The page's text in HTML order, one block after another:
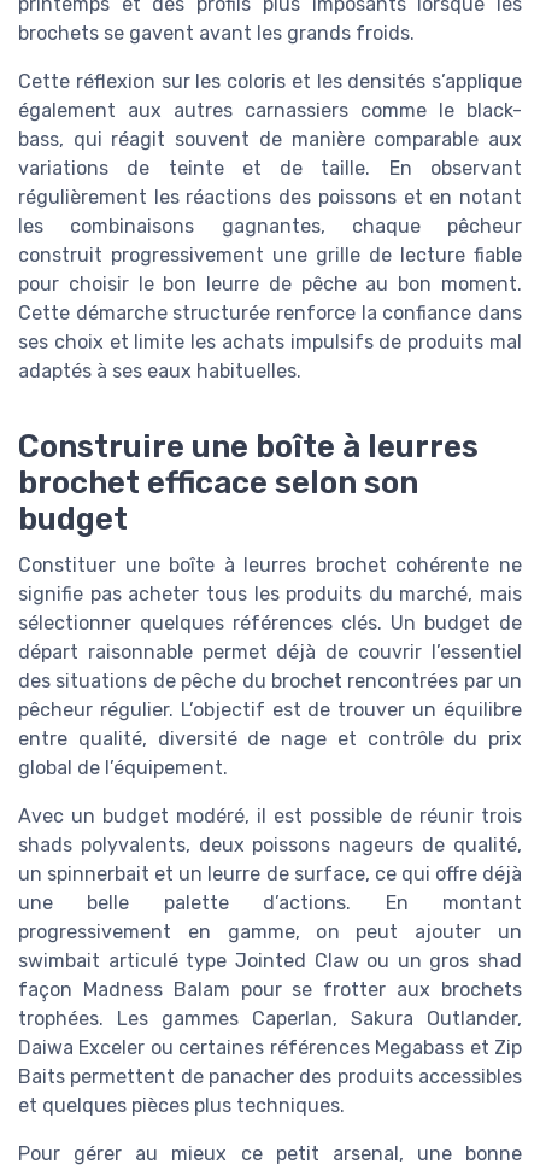
brochets se gavent avant les grands froids.
Cette réflexion sur les coloris et les densités s’applique
également aux autres carnassiers comme le black-
bass, qui réagit souvent de manière comparable aux
variations de teinte et de taille. En observant
régulièrement les réactions des poissons et en notant
les combinaisons gagnantes, chaque pêcheur
construit progressivement une grille de lecture fiable
pour choisir le bon leurre de pêche au bon moment.
Cette démarche structurée renforce la confiance dans
ses choix et limite les achats impulsifs de produits mal
adaptés à ses eaux habituelles.
Construire une boîte à leurres
brochet efficace selon son
budget
Constituer une boîte à leurres brochet cohérente ne
signifie pas acheter tous les produits du marché, mais
sélectionner quelques références clés. Un budget de
départ raisonnable permet déjà de couvrir l’essentiel
des situations de pêche du brochet rencontrées par un
pêcheur régulier. L’objectif est de trouver un équilibre
entre qualité, diversité de nage et contrôle du prix
global de l’équipement.
Avec un budget modéré, il est possible de réunir trois
shads polyvalents, deux poissons nageurs de qualité,
un spinnerbait et un leurre de surface, ce qui offre déjà
une belle palette d’actions. En montant
progressivement en gamme, on peut ajouter un
swimbait articulé type Jointed Claw ou un gros shad
façon Madness Balam pour se frotter aux brochets
trophées. Les gammes Caperlan, Sakura Outlander,
Daiwa Exceler ou certaines références Megabass et Zip
Baits permettent de panacher des produits accessibles
et quelques pièces plus techniques.
Pour gérer au mieux ce petit arsenal, une bonne